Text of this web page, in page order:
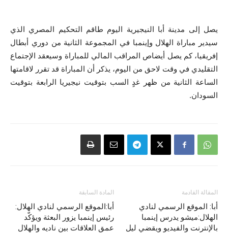
يصل إلى مدينة أبا النيجيرية اليوم طاقم التحكيم المصري الذي
سيدير مباراة الهلال وإينمبا في المجموعة الثانية من دوري أبطال
إفريقيا، كم يصل أيضاص المراقب المالي للمباراة وسيعقد الإجتماع
التقليدي في وقت لاحق من اليوم، يذكر أن المباراة قد تقرر لاقامتها
الساعة الثانية من ظهر غدٍ السب بتوقيت نيجيريا الرابعة بتوقيت
السودان.
المادة السابقة
أبا:الموقع الرسمي لنادي الهلال:
رئيس إينمبا يزور البعثة ويؤكّد
عمق العلاقات بين ناديه والهلال
المقالة القادمة
أبا: الموقع الرسمي لنادي
الهلال:ميشو يدرس إينمبا
بالإنترنت والفيديو ويقضي ليل